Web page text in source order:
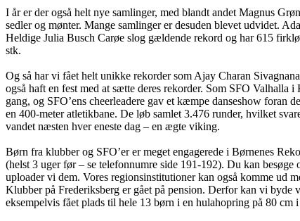
I år er der også helt nye samlinger, med blandt andet Magnus
sedler og mønter. Mange samlinger er desuden blevet udvidet.
Heldige Julia Busch Carøe slog gældende rekord og har 615
stk.
Og så har vi fået helt unikke rekorder som Ajay Charan
også haft en fest med at sætte deres rekorder. Som SFO
gang, og SFO’ens cheerleadere gav et kæmpe danseshow
en 400-meter atletikbane. De løb samlet 3.476 runder, hvilket
vandet næsten hver eneste dag – en ægte viking.
Børn fra klubber og SFO’er er meget engagerede i Børnenes
(helst 3 uger før – se telefonnumre side 191-192). Du kan
uploader vi dem. Vores regionsinstitutioner kan også komme ud
Klubber på Frederiksberg er gået på pension. Derfor kan vi
eksempelvis fået plads til hele 13 børn i en hulahopring på 80 cm i